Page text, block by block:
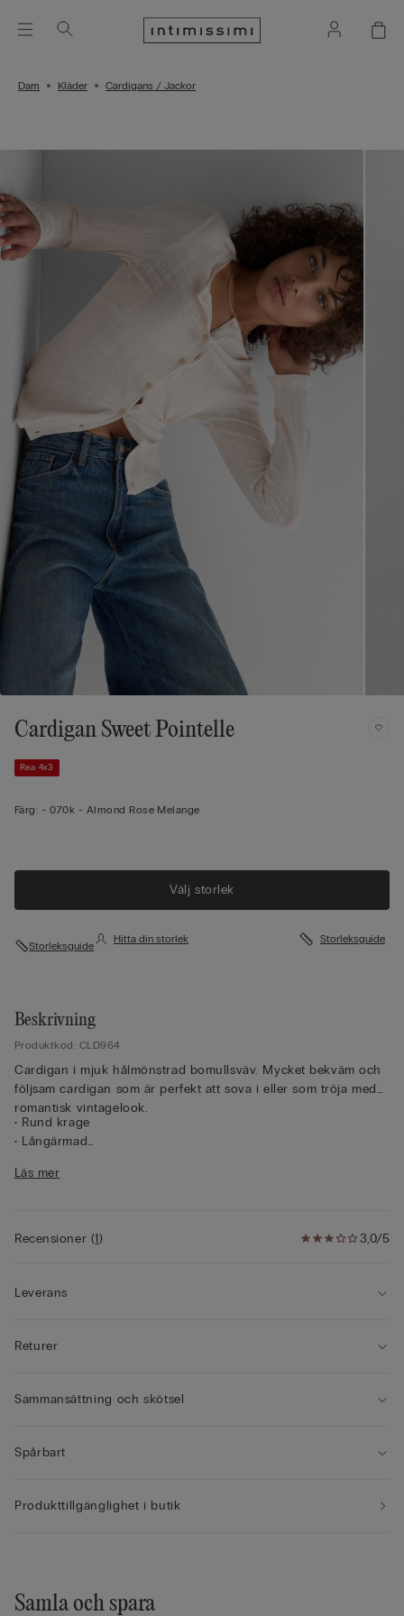
Dam Kläder Cardigans / Jackor
Cardigan Sweet Pointelle
Rea 4x3
Färg: -070k - Almond Rose Melange
Välj storlek
Storleksguide
Hitta din storlek Storleksguide
Beskrivning
Produktkod: CLD964
Cardigan i mjuk hålmönstrad bomullsväv. Mycket bekväm och
följsam cardigan som är perfekt att sova i eller som tröja med
romantisk vintagelook.
• Rund krage
• Långärmad
• Normal passform
Läs mer
3,0/5
Recensioner (1)
Leverans
Returer
Sammansättning och skötsel
Spårbart
Produkttillgänglighet i butik
Samla och spara